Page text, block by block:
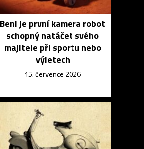
Beni je první kamera robot
schopný natáčet svého
majitele při sportu nebo
výletech
15. července 2026